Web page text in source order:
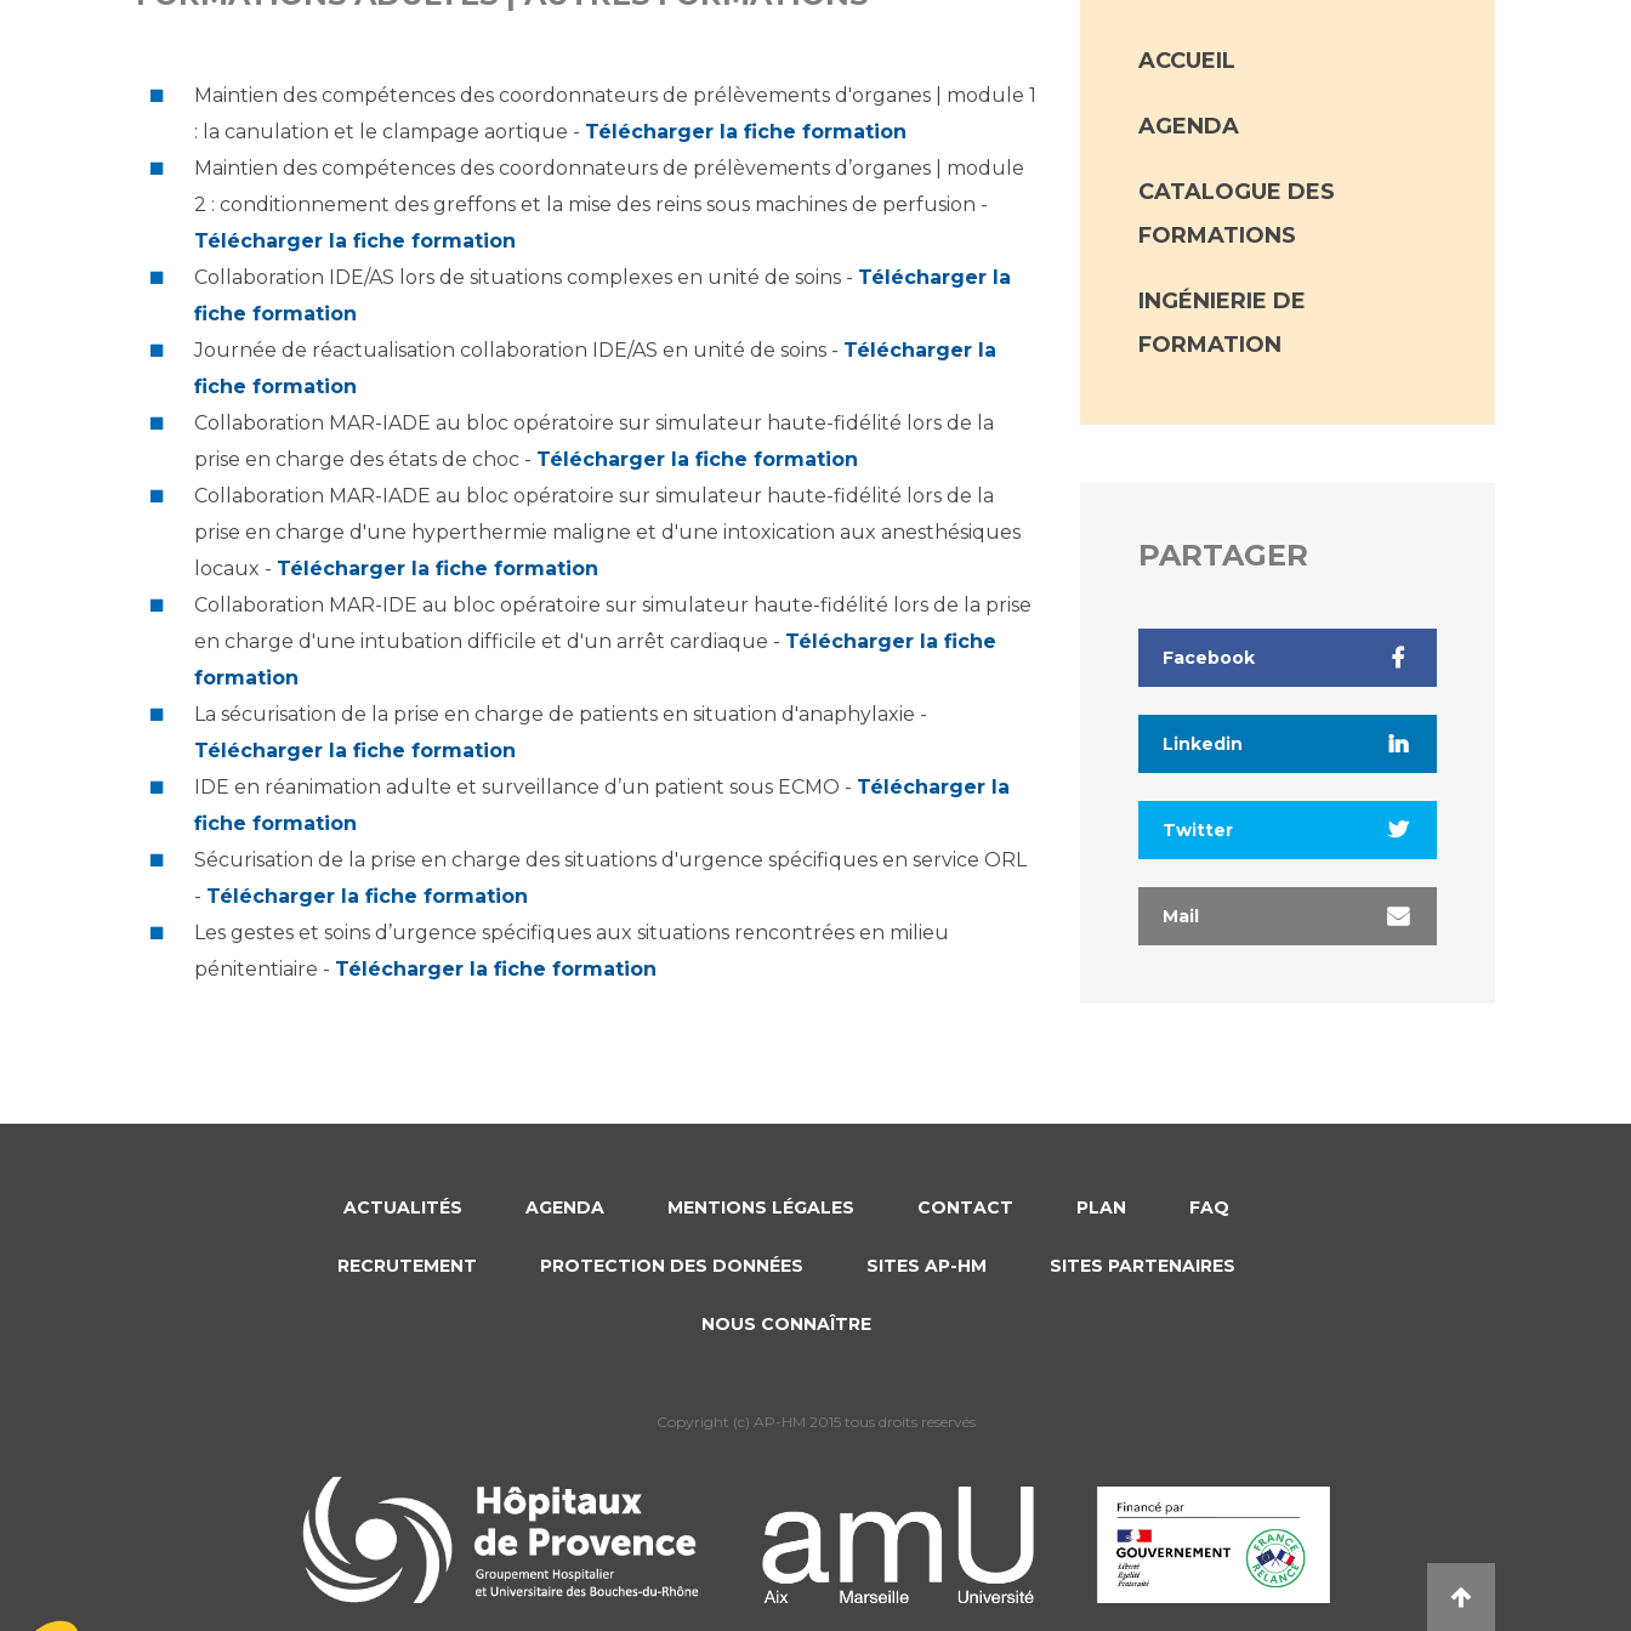
Laïcité et cultes
Salon des familles
Transports sanitaires
Vos droits, vos devoirs
Maladies Rares
Maintien des compétences des coordonnateurs de prélèvements d'organes | module 1
: la canulation et le clampage aortique - Télécharger la fiche formation
Maintien des compétences des coordonnateurs de prélèvements d’organes | module
2 : conditionnement des greffons et la mise des reins sous machines de perfusion -
Télécharger la fiche formation
Collaboration IDE/AS lors de situations complexes en unité de soins - Télécharger la
fiche formation
Journée de réactualisation collaboration IDE/AS en unité de soins - Télécharger la
fiche formation
Collaboration MAR-IADE au bloc opératoire sur simulateur haute-fidélité lors de la
prise en charge des états de choc - Télécharger la fiche formation
Collaboration MAR-IADE au bloc opératoire sur simulateur haute-fidélité lors de la
prise en charge d'une hyperthermie maligne et d'une intoxication aux anesthésiques
locaux - Télécharger la fiche formation
Collaboration MAR-IDE au bloc opératoire sur simulateur haute-fidélité lors de la prise
en charge d'une intubation difficile et d'un arrêt cardiaque - Télécharger la fiche
formation
La sécurisation de la prise en charge de patients en situation d'anaphylaxie -
Télécharger la fiche formation
IDE en réanimation adulte et surveillance d’un patient sous ECMO - Télécharger la
fiche formation
Sécurisation de la prise en charge des situations d'urgence spécifiques en service ORL
- Télécharger la fiche formation
Les gestes et soins d’urgence spécifiques aux situations rencontrées en milieu
pénitentiaire - Télécharger la fiche formation
ACCUEIL
AGENDA
CATALOGUE DES
FORMATIONS
INGÉNIERIE DE
FORMATION
PARTAGER
Facebook
Linkedin
Twitter
Mail
ACTUALITÉS AGENDA MENTIONS LÉGALES CONTACT PLAN FAQ
RECRUTEMENT PROTECTION DES DONNÉES SITES AP-HM SITES PARTENAIRES
NOUS CONNAÎTRE
Copyright (c) AP-HM 2015 tous droits reservés
Plateforme de Gestion du Consentement : Personnalisez vos Options